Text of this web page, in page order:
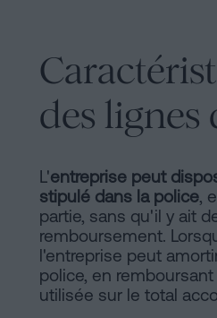
réseaux
des lignes
L'entreprise peut
stipulé dans la police,
partie, sans qu'il y ait
remboursement.
l'entreprise peut
police, en
utilisée sur le total